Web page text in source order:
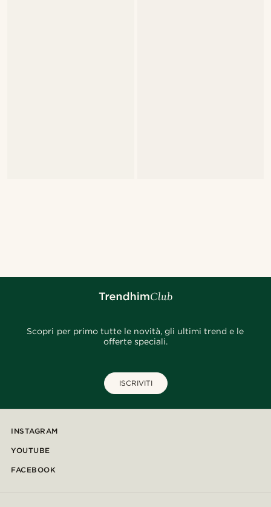
Scopri per primo tutte le novità, gli ultimi trend e le
offerte speciali.
ISCRIVITI
INSTAGRAM
YOUTUBE
FACEBOOK